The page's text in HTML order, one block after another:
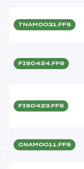
TNAM0031.FFS
FIS0424.FFS
FIS0423.FFS
CNAM0011.FFS